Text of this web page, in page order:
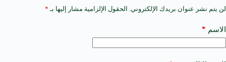
لن يتم نشر عنوان بريدك الإلكتروني. الحقول الإلزامية مشار إليها بـ *
الاسم *
A
t
e